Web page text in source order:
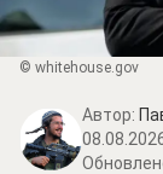
© whitehouse.gov
Автор: